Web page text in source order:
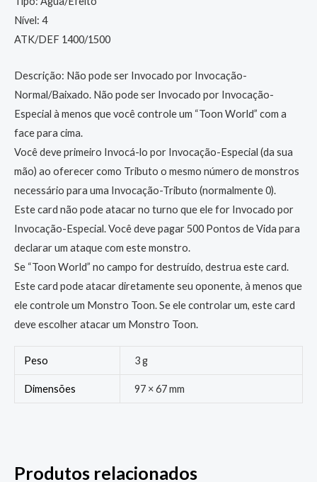
Nível: 4
ATK/DEF 1400/1500
Descrição: Não pode ser Invocado por Invocação-
Normal/Baixado. Não pode ser Invocado por Invocação-
Especial à menos que você controle um “Toon World” com a
face para cima.
Você deve primeiro Invocá-lo por Invocação-Especial (da sua
mão) ao oferecer como Tributo o mesmo número de monstros
necessário para uma Invocação-Tributo (normalmente 0).
Este card não pode atacar no turno que ele for Invocado por
Invocação-Especial. Você deve pagar 500 Pontos de Vida para
declarar um ataque com este monstro.
Se “Toon World” no campo for destruído, destrua este card.
Este card pode atacar diretamente seu oponente, à menos que
ele controle um Monstro Toon. Se ele controlar um, este card
deve escolher atacar um Monstro Toon.
Peso 3 g
Dimensões 97 × 67 mm
Produtos relacionados